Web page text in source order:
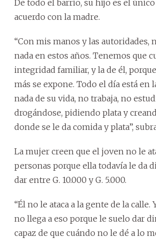
De todo el barrio, su hijo es el
acuerdo con la madre.
“Con mis manos y las autoridades,
nada en estos años. Tenemos que
integridad familiar, y la de él,
más se expone. Todo el día está en
nada de su vida, no trabaja, no
drogándose, pidiendo plata y
donde se le da comida y plata”,
La mujer creen que el joven no le
personas porque ella todavía le da
dar entre G. 10.000 y G. 5.000.
“Él no le ataca a la gente de la calle.
no llega a eso porque le suelo dar
capaz de que cuándo no le dé a lo